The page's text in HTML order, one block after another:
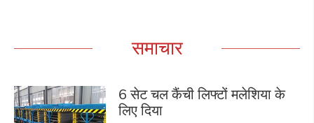
समाचार
6 सेट चल कैंची लिफ्टों मलेशिया के
लिए दिया